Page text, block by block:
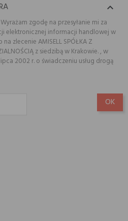

zgodę na przesyłanie mi za
elektronicznej informacji handlowej w
zlecenie AMISELL SPÓŁKA Z
z siedzibą w Krakowie. , w
2002 r. o świadczeniu usług drogą